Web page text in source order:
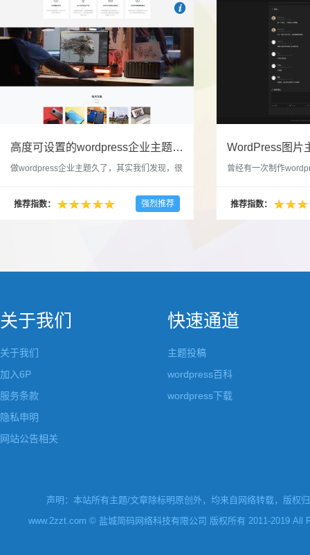
 吧
高度可设置的wordpress企业主题indigo分享
做wordpress企业主题久了，其实我们发现，很
配色和元素细节。为此我们创造了一个高可设
置，并且模块可以重复利用的wordpress企业主
推荐指数： 强烈推荐
曾经有一次制作
分享站也行，说是分
推荐指数：
关于我们
关于我们
加入6P
服务条款
隐私申明
网站公告相关
快速通道
主题投稿
wordpress百科
wordpress下载
声明：本站所有主题/文章除标明原创外，均来自网络转载，版权
www.2zzt.com © 盐城简码网络科技有限公司 版权所有 2011-2019